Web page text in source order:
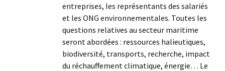
entreprises, les représentants des salariés
et les ONG environnementales. Toutes les
questions relatives au secteur maritime
seront abordées : ressources halieutiques,
biodiversité, transports, recherche, impact
du réchauffement climatique, énergie… Le